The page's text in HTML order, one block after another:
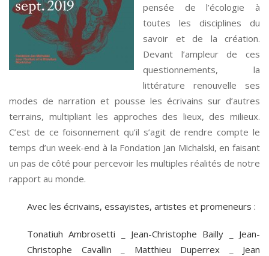
pensée de l’écologie à
toutes les disciplines du
savoir et de la création.
Devant l’ampleur de ces
questionnements, la
littérature renouvelle ses
modes de narration et pousse les écrivains sur d’autres
terrains, multipliant les approches des lieux, des milieux.
C’est de ce foisonnement qu’il s’agit de rendre compte le
temps d’un week-end à la Fondation Jan Michalski, en faisant
un pas de côté pour percevoir les multiples réalités de notre
rapport au monde.
Avec les écrivains, essayistes, artistes et promeneurs :
Tonatiuh Ambrosetti _ Jean-Christophe Bailly _ Jean-
Christophe Cavallin _ Matthieu Duperrex _ Jean